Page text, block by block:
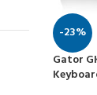
-23%
Gator